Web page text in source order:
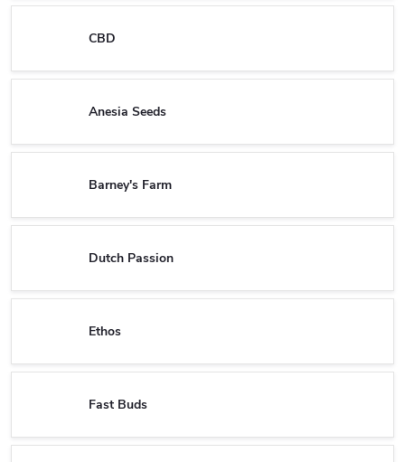
CBD
Anesia Seeds
Barney's Farm
Dutch Passion
Ethos
Fast Buds